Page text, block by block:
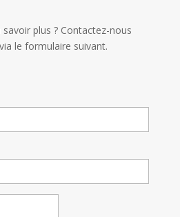
plus ? Contactez-nous
le formulaire suivant.